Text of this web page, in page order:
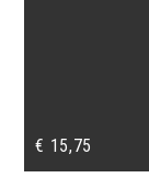
€ 15,75